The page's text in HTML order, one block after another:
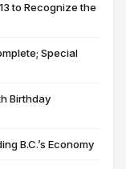
to Recognize the
Special
Birthday
B.C.’s Economy